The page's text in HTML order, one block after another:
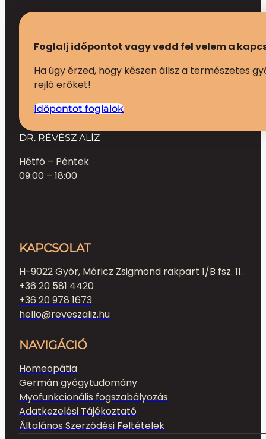
Foglalj időpontot vagy vedd fel velem a
Ha úgy érzed, hogy készen állsz a természetes
rejlő erőket!
Időpontot foglalok
DR. RÉVÉSZ ALÍZ
Hétfő – Péntek
09:00 – 18:00
KAPCSOLAT
H-9022 Győr, Móricz Zsigmond rakpart 1/B fsz. 11.
+36 20 581 4420
+36 20 978 1673
hello@reveszaliz.hu
NAVIGÁCIÓ
Homeopátia
Germán gyógytudomány
Myofunkcionális fogszabályozás
Adatkezelési Tájékoztató
Általános Szerződési Feltételek